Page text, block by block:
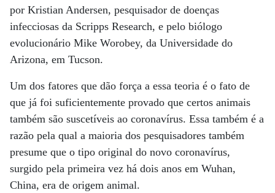
por Kristian Andersen, pesquisador de doenças
infecciosas da Scripps Research, e pelo biólogo
evolucionário Mike Worobey, da Universidade do
Arizona, em Tucson.
Um dos fatores que dão força a essa teoria é o fato de
que já foi suficientemente provado que certos animais
também são suscetíveis ao coronavírus. Essa também é a
razão pela qual a maioria dos pesquisadores também
presume que o tipo original do novo coronavírus,
surgido pela primeira vez há dois anos em Wuhan,
China, era de origem animal.